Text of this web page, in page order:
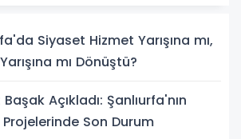
Siyaset Hizmet Yarışına mı,
mı Dönüştü?
Açıkladı: Şanlıurfa'nın
Projelerinde Son Durum